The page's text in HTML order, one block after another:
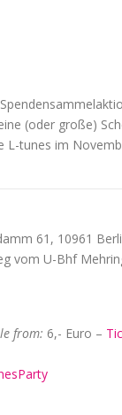
(oder große)
L-tunes im
61, 10961
vom U-Bhf
from: 6,- Euro –